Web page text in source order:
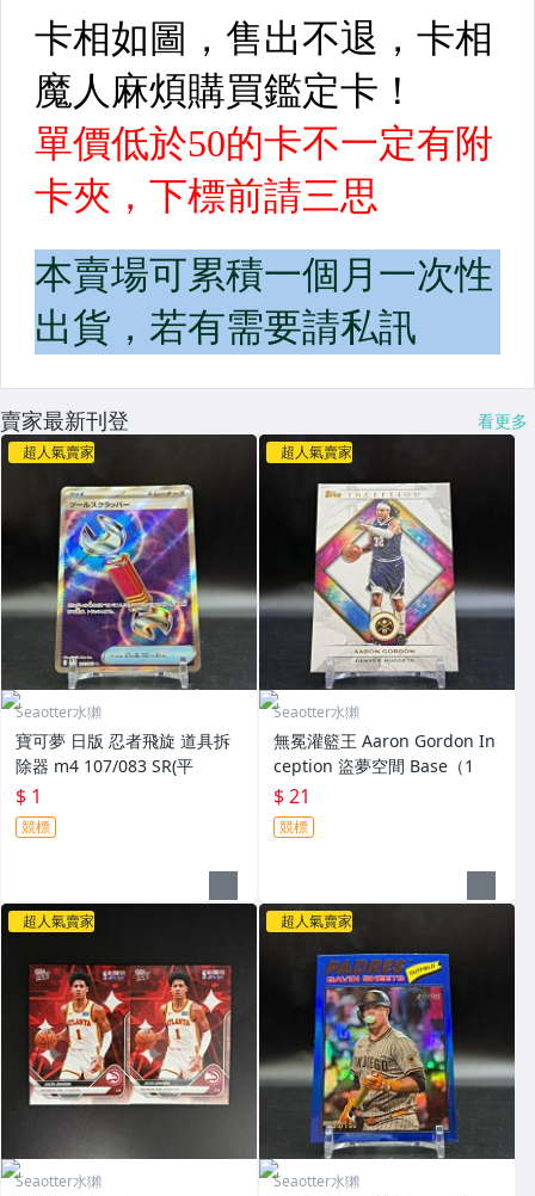
賣家最新刊登 看更多
超人氣賣家
Seaotter水獺
寶可夢 日版 忍者飛旋 道具拆
除器 m4 107/083 SR(平
$ 1
競標
超人氣賣家
Seaotter水獺
無冕灌籃王 Aaron Gordon In
ception 盜夢空間 Base（1
$ 21
競標
超人氣賣家
Seaotter水獺
超人氣賣家
Seaotter水獺